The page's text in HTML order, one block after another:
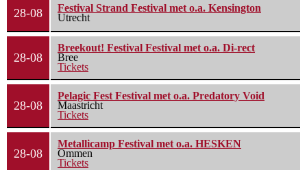
28-08
Festival Strand Festival met o.a. Kensington
Utrecht
28-08
Breekout! Festival Festival met o.a. Di-rect
Bree
Tickets
28-08
Pelagic Fest Festival met o.a. Predatory Void
Maastricht
Tickets
28-08
Metallicamp Festival met o.a. HESKEN
Ommen
Tickets